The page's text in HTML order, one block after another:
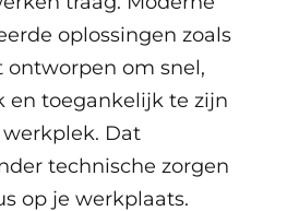
oplossingen zoals
ontworpen om snel,
en toegankelijk te zijn
Dat
technische zorgen
op je werkplaats.